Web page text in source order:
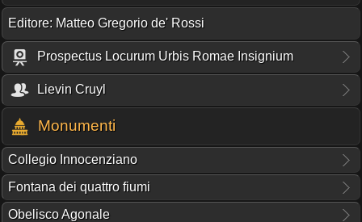
Editore: Matteo Gregorio de' Rossi
Prospectus Locurum Urbis Romae Insignium
Lievin Cruyl
Monumenti
Collegio Innocenziano
Fontana dei quattro fiumi
Obelisco Agonale